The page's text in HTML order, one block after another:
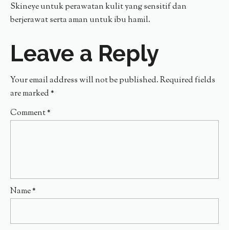
Skineye untuk perawatan kulit yang sensitif dan
berjerawat serta aman untuk ibu hamil.
Leave a Reply
Your email address will not be published.Required fields
are marked *
Comment*
Name*